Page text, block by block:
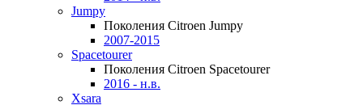
Jumpy
Поколения Citroen Jumpy
2007-2015
Spacetourer
Поколения Citroen Spacetourer
2016 - н.в.
Xsara